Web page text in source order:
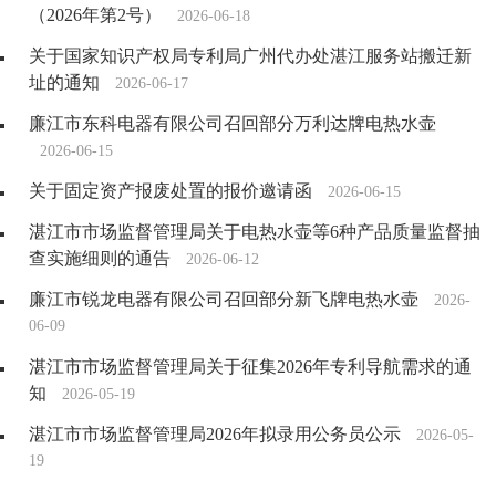
（2026年第2号）
2026-06-18
关于国家知识产权局专利局广州代办处湛江服务站搬迁新
址的通知
2026-06-17
廉江市东科电器有限公司召回部分万利达牌电热水壶
2026-06-15
关于固定资产报废处置的报价邀请函 2026-06-15
湛江市市场监督管理局关于电热水壶等6种产品质量监督抽
查实施细则的通告
2026-06-12
廉江市锐龙电器有限公司召回部分新飞牌电热水壶 2026-
06-09
湛江市市场监督管理局关于征集2026年专利导航需求的通
知
2026-05-19
湛江市市场监督管理局2026年拟录用公务员公示 2026-05-
19